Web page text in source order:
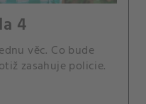
4
věc. Co bude
zasahuje policie.